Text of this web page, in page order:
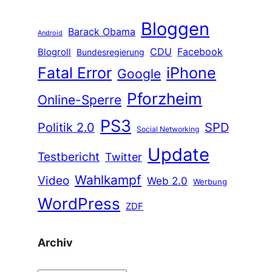
Android Barack Obama Bloggen
Blogroll Bundesregierung CDU Facebook
Fatal Error Google iPhone
Online-Sperre Pforzheim
Politik 2.0 PS3 Social Networking
SPD
Testbericht Twitter Update
Video Wahlkampf Web 2.0 Werbung
WordPress ZDF
Archiv